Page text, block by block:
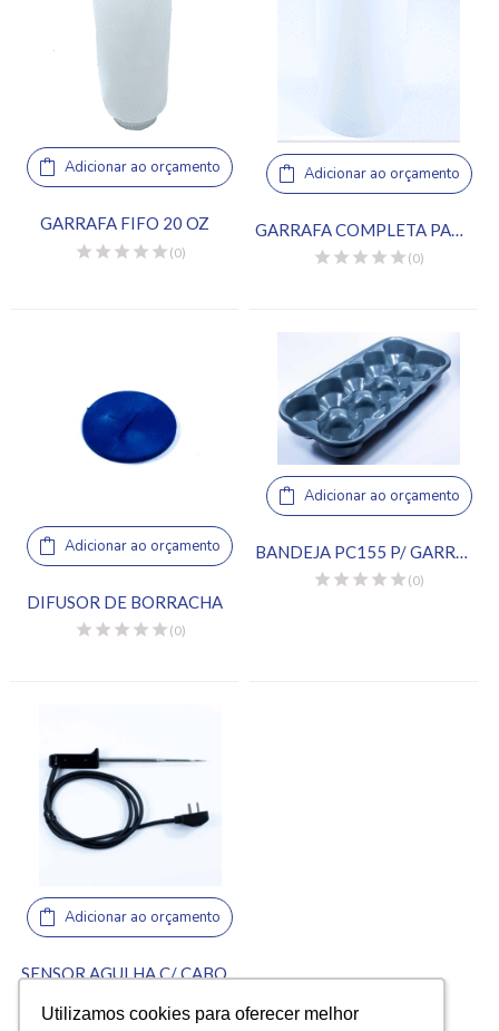
Utilizamos cookies para oferecer melhor
Utilizamos cookies para oferecer melhor
Adicionar ao orçamento
GARRAFA FIFO 20 OZ
(0)
Adicionar ao orçamento
GARRAFA COMPLETA PARA DISPENSADOR DE MOLHO
(0)
Adicionar ao orçamento
DIFUSOR DE BORRACHA
(0)
Adicionar ao orçamento
BANDEJA PC155 P/ GARRAFAS DO DISP DE MOLHOS
(0)
Adicionar ao orçamento
SENSOR AGULHA C/ CABO